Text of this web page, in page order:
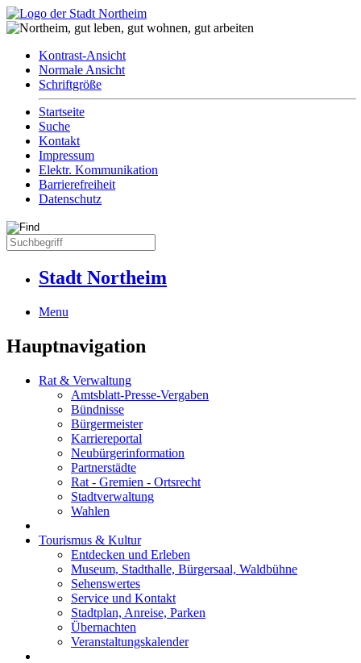
Kontrast-Ansicht
Normale Ansicht
Schriftgröße
Startseite
Suche
Kontakt
Impressum
Elektr. Kommunikation
Barrierefreiheit
Datenschutz
Stadt Northeim
Menu
Hauptnavigation
Rat & Verwaltung
Amtsblatt-Presse-Vergaben
Bündnisse
Bürgermeister
Karriereportal
Neubürgerinformation
Partnerstädte
Rat - Gremien - Ortsrecht
Stadtverwaltung
Wahlen
Tourismus & Kultur
Entdecken und Erleben
Museum, Stadthalle, Bürgersaal, Waldbühne
Sehenswertes
Service und Kontakt
Stadtplan, Anreise, Parken
Übernachten
Veranstaltungskalender